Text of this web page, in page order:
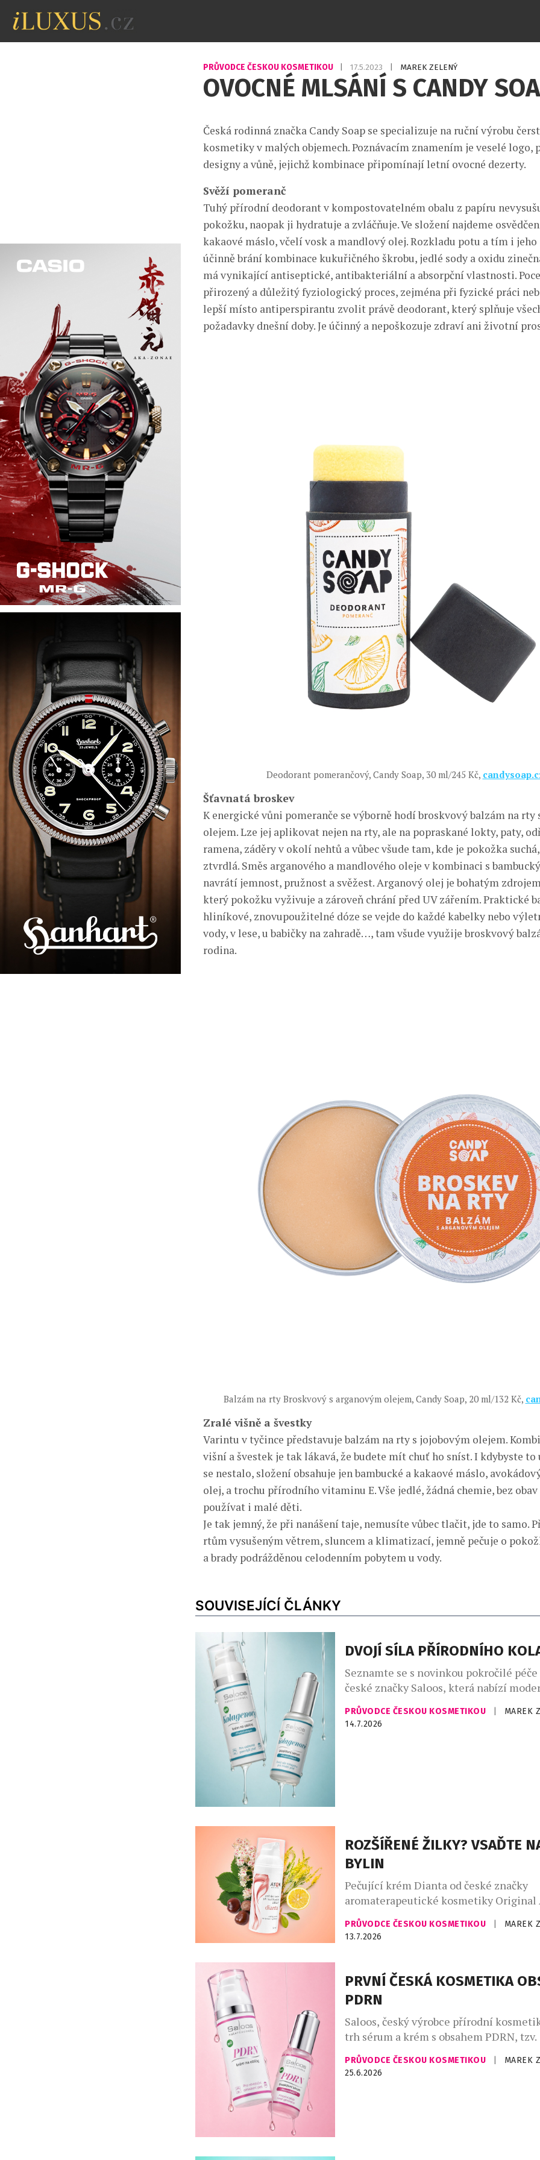
PRŮVODCE ČESKOU KOSMETIKOU 17.5.2023 MAREK ZELENÝ
OVOCNÉ MLSÁNÍ S CANDY
Česká rodinná značka Candy Soap se specializuje na ruční výrobu
kosmetiky v malých objemech. Poznávacím znamením je veselé logo,
designy a vůně, jejichž kombinace připomínají letní ovocné dezerty.
Svěží pomeranč
Tuhý přírodní deodorant v kompostovatelném obalu z papíru
pokožku, naopak ji hydratuje a zvláčňuje. Ve složení najdeme
kakaové máslo, včelí vosk a mandlový olej. Rozkladu potu a tím i jeho
účinně brání kombinace kukuřičného škrobu, jedlé sody a oxidu
má vynikající antiseptické, antibakteriální a absorpční vlastnosti.
přirozený a důležitý fyziologický proces, zejména při fyzické práci
lepší místo antiperspirantu zvolit právě deodorant, který splňuje
požadavky dnešní doby. Je účinný a nepoškozuje zdraví ani životní
Deodorant pomerančový, Candy Soap, 30 ml/245 Kč,
Šťavnatá broskev
K energické vůni pomeranče se výborně hodí broskvový balzám na rty
olejem. Lze jej aplikovat nejen na rty, ale na popraskané lokty, paty,
ramena, záděry v okolí nehtů a vůbec všude tam, kde je pokožka
ztvrdlá. Směs arganového a mandlového oleje v kombinaci s
navrátí jemnost, pružnost a svěžest. Arganový olej je bohatým
který pokožku vyživuje a zároveň chrání před UV zářením. Praktické
hliníkové, znovupoužitelné dóze se vejde do každé kabelky nebo
vody, v lese, u babičky na zahradě…, tam všude využije broskvový
rodina.
Balzám na rty Broskvový s arganovým olejem, Candy Soap, 20 ml/132 Kč,
Zralé višně a švestky
Varintu v tyčince představuje balzám na rty s jojobovým olejem.
višní a švestek je tak lákavá, že budete mít chuť ho sníst. I kdybyste
se nestalo, složení obsahuje jen bambucké a kakaové máslo,
olej, a trochu přírodního vitaminu E. Vše jedlé, žádná chemie, bez
používat i malé děti.
Je tak jemný, že při nanášení taje, nemusíte vůbec tlačit, jde to samo.
rtům vysušeným větrem, sluncem a klimatizací, jemně pečuje o
a brady podrážděnou celodenním pobytem u vody.
SOUVISEJÍCÍ ČLÁNKY
DVOJÍ SÍLA PŘÍRODNÍHO
Seznamte se s novinkou pokročilé
české značky Saloos, která nabízí
zlepšení elasticity a omlazení pleti.
sérum podporuje přirozenou syntézu
PRŮVODCE ČESKOU KOSMETIKOU
MAREK
14.7.2026
ROZŠÍŘENÉ ŽILKY? VSAĎTE
BYLIN
Pečující krém Dianta od české značky
aromaterapeutické kosmetiky Original
šetrnou každodenní péči pleti se
rozšířeným žilkám a začervenání.
příjemně zvláčňuje, vyživuje a
přirozenou ochrannou bariéru. Díky
vstřebatelné textuře je ideální pro
PRŮVODCE ČESKOU KOSMETIKOU
MAREK
13.7.2026
PRVNÍ ČESKÁ KOSMETIKA
PDRN
Saloos, český výrobce přírodní
trh sérum a krém s obsahem PDRN,
molekuly, která účinně stimuluje
buněk. Je čistě přírodní, získává se z
PRŮVODCE ČESKOU KOSMETIKOU
MAREK
25.6.2026